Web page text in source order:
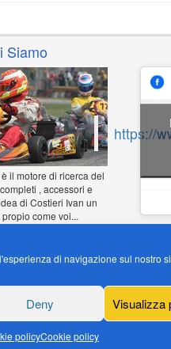
di navigazione sul nostro
Deny Visualizza
policyCookie policy
Siamo
il motore di ricerca del
, accessori e
di Costieri Ivan un
come voi...
tuo annuncio
News
https://